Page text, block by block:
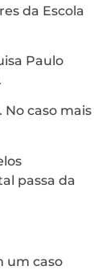
da Escola
Paulo
caso mais
passa da
um caso